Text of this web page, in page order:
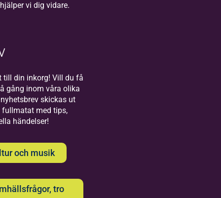
Bilda
Uppsala
Välkommen till
oss på Bilda i
vi dig vidare.
till din inkorg! Vill du få
gång inom våra olika
skickas ut
fullmatat med tips,
händelser!
och musik
tro